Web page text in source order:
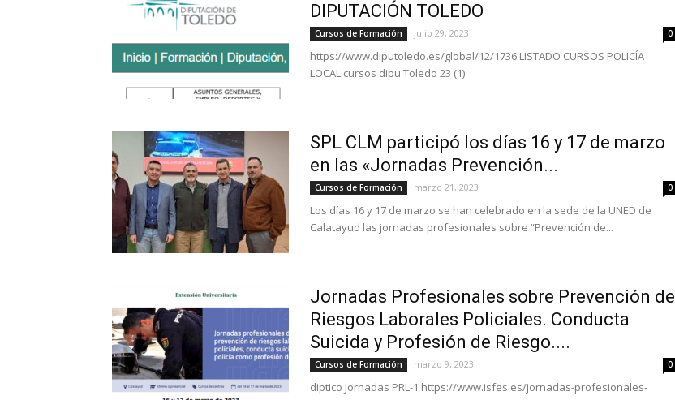
DIPUTACIÓN TOLEDO
Cursos de Formación julio 29, 2023 0
https://www.diputoledo.es/global/12/1736 LISTADO CURSOS POLICÍA
LOCAL cursos dipu Toledo 23 (1)
SPL CLM participó los días 16 y 17 de marzo
en las «Jornadas Prevención...
Cursos de Formación marzo 21, 2023 0
Los días 16 y 17 de marzo se han celebrado en la sede de la UNED de
Calatayud las jornadas profesionales sobre “Prevención de...
Jornadas Profesionales sobre Prevención de
Riesgos Laborales Policiales. Conducta
Suicida y Profesión de Riesgo....
Cursos de Formación marzo 9, 2023 0
diptico Jornadas PRL-1 https://www.isfes.es/jornadas-profesionales-